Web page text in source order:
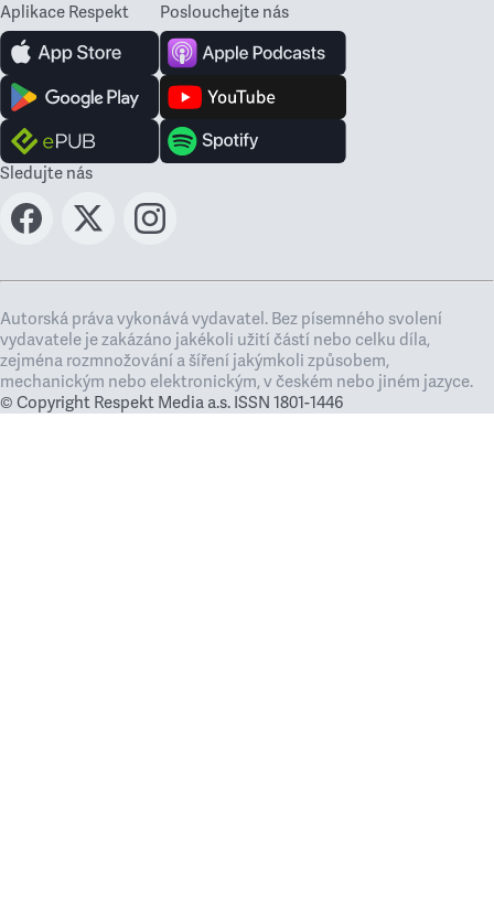
Aplikace Respekt Poslouchejte nás
Sledujte nás
Autorská práva vykonává vydavatel. Bez písemného svolení
vydavatele je zakázáno jakékoli užití částí nebo celku díla,
zejména rozmnožování a šíření jakýmkoli způsobem,
mechanickým nebo elektronickým, v českém nebo jiném jazyce.
© Copyright Respekt Media a.s. ISSN 1801-1446